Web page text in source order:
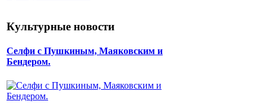
Культурные новости
Селфи с Пушкиным, Маяковским и
Бендером.